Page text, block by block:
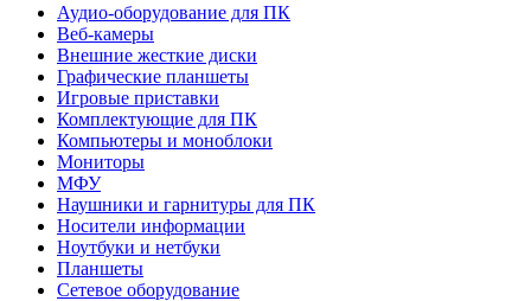
Аудио-оборудование для ПК
Веб-камеры
Внешние жесткие диски
Графические планшеты
Игровые приставки
Комплектующие для ПК
Компьютеры и моноблоки
Мониторы
МФУ
Наушники и гарнитуры для ПК
Носители информации
Ноутбуки и нетбуки
Планшеты
Сетевое оборудование